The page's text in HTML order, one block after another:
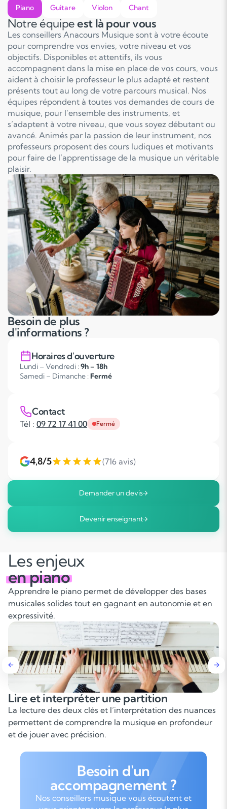
Piano Guitare Violon Chant
Notre équipeest là pour vous
Les conseillers Anacours Musique sont à votre écoute
pour comprendre vos envies, votre niveau et vos
objectifs. Disponibles et attentifs, ils vous
accompagnent dans la mise en place de vos cours, vous
aident à choisir le professeur le plus adapté et restent
présents tout au long de votre parcours musical. Nos
équipes répondent à toutes vos demandes de cours de
musique, pour l’ensemble des instruments, et
s’adaptent à votre niveau, que vous soyez débutant ou
avancé. Animés par la passion de leur instrument, nos
professeurs proposent des cours ludiques et motivants
pour faire de l’apprentissage de la musique un véritable
plaisir.
Besoin de plus
d'informations ?
Horaires d'ouverture
Lundi – Vendredi : 9h – 18h
Samedi – Dimanche : Fermé
Contact
Tél : 09 72 17 41 00 Fermé
4,8/5 (716 avis)
Demander un devis
Devenir enseignant
Les enjeux
en piano
Apprendre le piano permet de développer des bases
musicales solides tout en gagnant en autonomie et en
expressivité.
une partition
deux clés et l’interprétation des nuances
de comprendre la musique en profondeur
précision.
Le piano
Besoin d'un
accompagnement ?
Nos conseillers musique vous écoutent et